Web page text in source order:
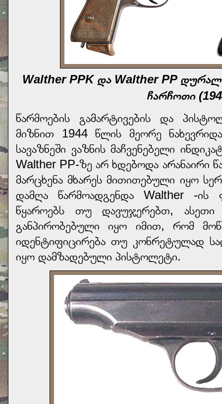
Walther PPK და Walther PP
ჩარჩოთი
წარმოების გამარტივების და
მიზნით 1944 წლის მეორე
სავაზნეში ვაზნის მაჩვენებელი
Walther PP-ზე არ ხდებოდა არანაირი
მარცხენა მხარეს მითითებული იყო
დამღა წარმოადგენდა Walther -ის
წყაროებს თუ დავუჯერებთ, ასეთი
განპირობებული იყო იმით, რომ
იდენტიფიცირება თუ კონრეტულად
იყო დამზადებული პისტოლეტი.